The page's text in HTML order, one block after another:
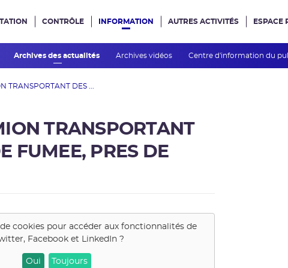
le siteCONTRÔLE INFORMATION
Archives des actualités Archives vidéos Centre d'information du
AUTRES ACTIVITÉS ESPACE
TRANSPORTANT DES ...
TRANSPORTANT
FUMEE, PRES DE
cookies pour accéder aux fonctionnalités de
Facebook et LinkedIn ?
Oui Toujours